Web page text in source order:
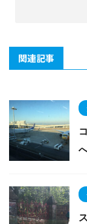
関連記事